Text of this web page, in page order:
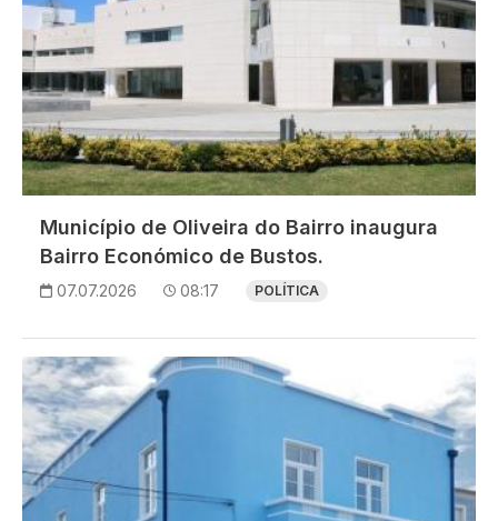
Município de Oliveira do Bairro inaugura
Bairro Económico de Bustos.
07.07.2026 08:17 POLÍTICA
Imagem